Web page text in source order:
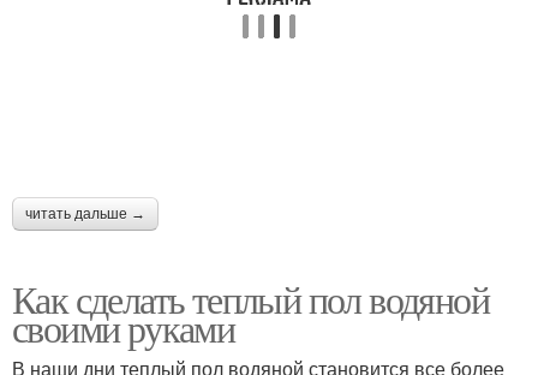
читать дальше →
Как сделать теплый пол водяной
своими руками
В наши дни теплый пол водяной становится все более